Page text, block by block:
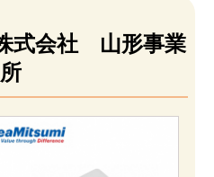
式会社 山形事業
所